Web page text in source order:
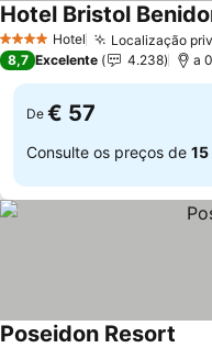
4 EstrelasHotel Localização
Hotel Bristol
8,7 Excelente 4.238 a
De € 57
Consulte os preços de
Poseidon Resort